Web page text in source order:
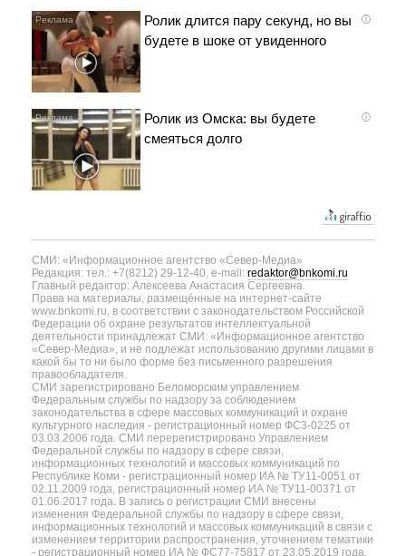
i
Ролик длится пару секунд, но вы
будете в шоке от увиденного
i
Ролик из Омска: вы будете
смеяться долго
СМИ: «Информационное агентство «Север-Медиа»
Редакция: тел.: +7(8212) 29-12-40, e-mail: redaktor@bnkomi.ru
Главный редактор: Алексеева Анастасия Сергеевна.
Права на материалы, размещённые на интернет-сайте
www.bnkomi.ru, в соответствии с законодательством Российской
Федерации об охране результатов интеллектуальной
деятельности принадлежат СМИ: «Информационное агентство
«Север-Медиа», и не подлежат использованию другими лицами в
какой бы то ни было форме без письменного разрешения
правообладателя.
СМИ зарегистрировано Беломорским управлением
Федеральным службы по надзору за соблюдением
законодательства в сфере массовых коммуникаций и охране
культурного наследия - регистрационный номер ФС3-0225 от
03.03.2006 года. СМИ перерегистрировано Управлением
Федеральной службы по надзору в сфере связи,
информационных технологий и массовых коммуникаций по
Республике Коми - регистрационный номер ИА № ТУ11-0051 от
02.11.2009 года, регистрационный номер ИА № ТУ11-00371 от
01.06.2017 года. В запись о регистрации СМИ внесены
изменения Федеральной службы по надзору в сфере связи,
информационных технологий и массовых коммуникаций в связи с
изменением территории распространения, уточнением тематики
- регистрационный номер ИА № ФС77-75817 от 23.05.2019 года.